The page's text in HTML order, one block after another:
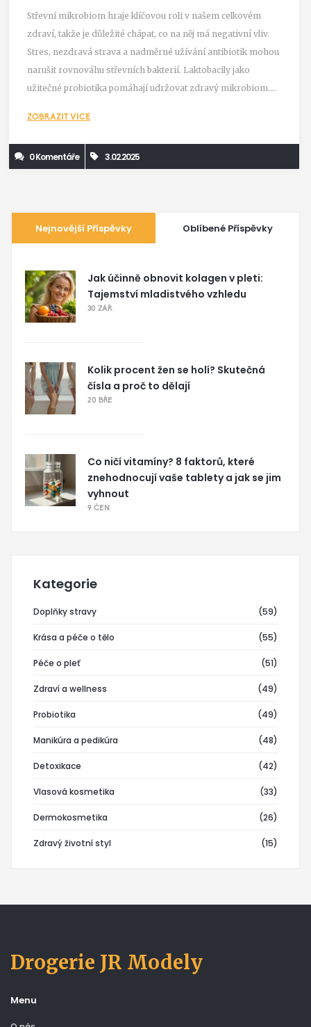
Střevní mikrobiom hraje klíčovou roli v našem celkovém
zdraví, takže je důležité chápat, co na něj má negativní vliv.
Stres, nezdravá strava a nadměrné užívání antibiotik mohou
narušit rovnováhu střevních bakterií. Laktobacily jako
užitečné probiotika pomáhají udržovat zdravý mikrobiom.
naše trávení, imunitu a psychickou pohodu.
ZOBRAZIT VÍCE
0 Komentáře 3.02.2025
Nejnovější Příspěvky Oblíbené Příspěvky
Jak účinně obnovit kolagen v pleti:
Tajemství mladistvého vzhledu
30 ZÁŘ
Kolik procent žen se holí? Skutečná
čísla a proč to dělají
20 BŘE
Co ničí vitamíny? 8 faktorů, které
znehodnocují vaše tablety a jak se jim
vyhnout
9 ČEN
Kategorie
Doplňky stravy (59)
Krása a péče o tělo (55)
Péče o pleť (51)
Zdraví a wellness (49)
Probiotika (49)
Manikúra a pedikúra (48)
Detoxikace (42)
Vlasová kosmetika (33)
Dermokosmetika (26)
Zdravý životní styl (15)
Drogerie JR Modely
Menu